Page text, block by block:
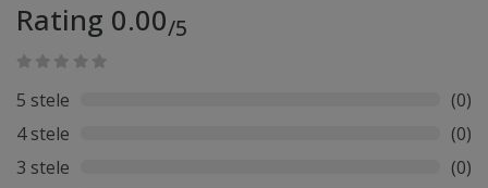
Rating 0.00/5
5 stele
(0)
4 stele
(0)
3 stele
(0)